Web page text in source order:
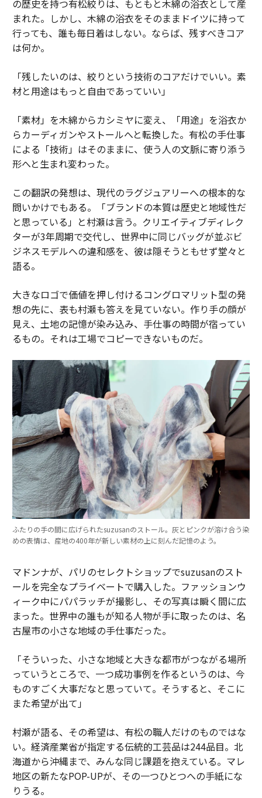
の歴史を持つ有松絞りは、もともと木綿の浴衣として産
まれた。しかし、木綿の浴衣をそのままドイツに持って
行っても、誰も毎日着はしない。ならば、残すべきコア
は何か。
「残したいのは、絞りという技術のコアだけでいい。素
材と用途はもっと自由であっていい」
「素材」を木綿からカシミヤに変え、「用途」を浴衣か
らカーディガンやストールへと転換した。有松の手仕事
による「技術」はそのままに、使う人の文脈に寄り添う
形へと生まれ変わった。
この翻訳の発想は、現代のラグジュアリーへの根本的な
問いかけでもある。「ブランドの本質は歴史と地域性だ
と思っている」と村瀬は言う。クリエイティブディレク
ターが3年周期で交代し、世界中に同じバッグが並ぶビ
ジネスモデルへの違和感を、彼は隠そうともせず堂々と
語る。
大きなロゴで価値を押し付けるコングロマリット型の発
想の先に、表も村瀬も答えを見ていない。作り手の顔が
見え、土地の記憶が染み込み、手仕事の時間が宿ってい
るもの。それは工場でコピーできないものだ。
ふたりの手の間に広げられたsuzusanのストール。灰とピンクが溶け合う染
めの表情は、産地の400年が新しい素材の上に刻んだ記憶のよう。
マドンナが、パリのセレクトショップでsuzusanのスト
ールを完全なプライベートで購入した。ファッションウ
ィーク中にパパラッチが撮影し、その写真は瞬く間に広
まった。世界中の誰もが知る人物が手に取ったのは、名
古屋市の小さな地域の手仕事だった。
「そういった、小さな地域と大きな都市がつながる場所
っていうところで、一つ成功事例を作るというのは、今
ものすごく大事だなと思っていて。そうすると、そこに
また希望が出て」
村瀬が語る、その希望は、有松の職人だけのものではな
い。経済産業省が指定する伝統的工芸品は244品目。北
海道から沖縄まで、みんな同じ課題を抱えている。マレ
地区の新たなPOP-UPが、その一つひとつへの手紙にな
りうる。